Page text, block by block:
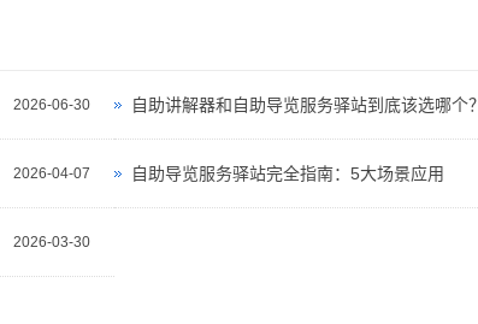
2026-06-30 自助讲解器和自助导览服务驿站到底该选哪个？
2026-04-07 自助导览服务驿站完全指南：5大场景应用
2026-03-30